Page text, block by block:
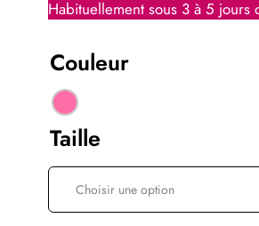
Couleur
Taille
Choisir une option